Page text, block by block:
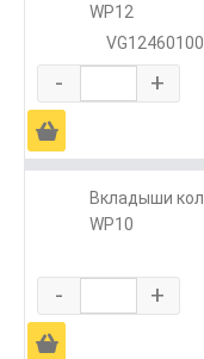
WP12
- +
Ä
Вкладыши
WP10
- +
Ä